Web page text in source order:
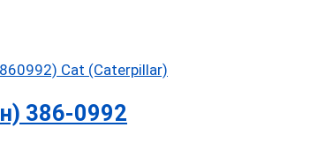
386-0992